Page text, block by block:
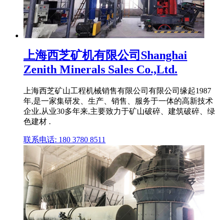
上海西芝矿机有限公司Shanghai
Zenith Minerals Sales Co.,Ltd.
上海西芝矿山工程机械销售有限公司有限公司缘起1987
年,是一家集研发、生产、销售、服务于一体的高新技术
企业,从业30多年来,主要致力于矿山破碎、建筑破碎、绿
色建材 .
联系电话: 180 3780 8511